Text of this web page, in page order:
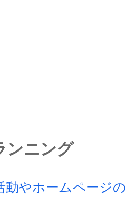
ンニング
動やホームページの